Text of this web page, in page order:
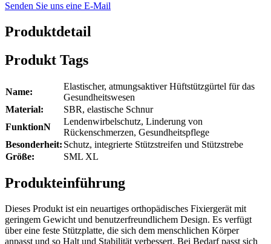
Senden Sie uns eine E-Mail
Produktdetail
Produkt Tags
Name:
Elastischer, atmungsaktiver Hüftstützgürtel für das
Gesundheitswesen
Material:
SBR, elastische Schnur
FunktionN
Lendenwirbelschutz, Linderung von
Rückenschmerzen, Gesundheitspflege
Besonderheit: Schutz, integrierte Stützstreifen und Stützstrebe
Größe:
SML XL
Produkteinführung
Dieses Produkt ist ein neuartiges orthopädisches Fixiergerät mit
geringem Gewicht und benutzerfreundlichem Design. Es verfügt
über eine feste Stützplatte, die sich dem menschlichen Körper
anpasst und so Halt und Stabilität verbessert. Bei Bedarf passt sich